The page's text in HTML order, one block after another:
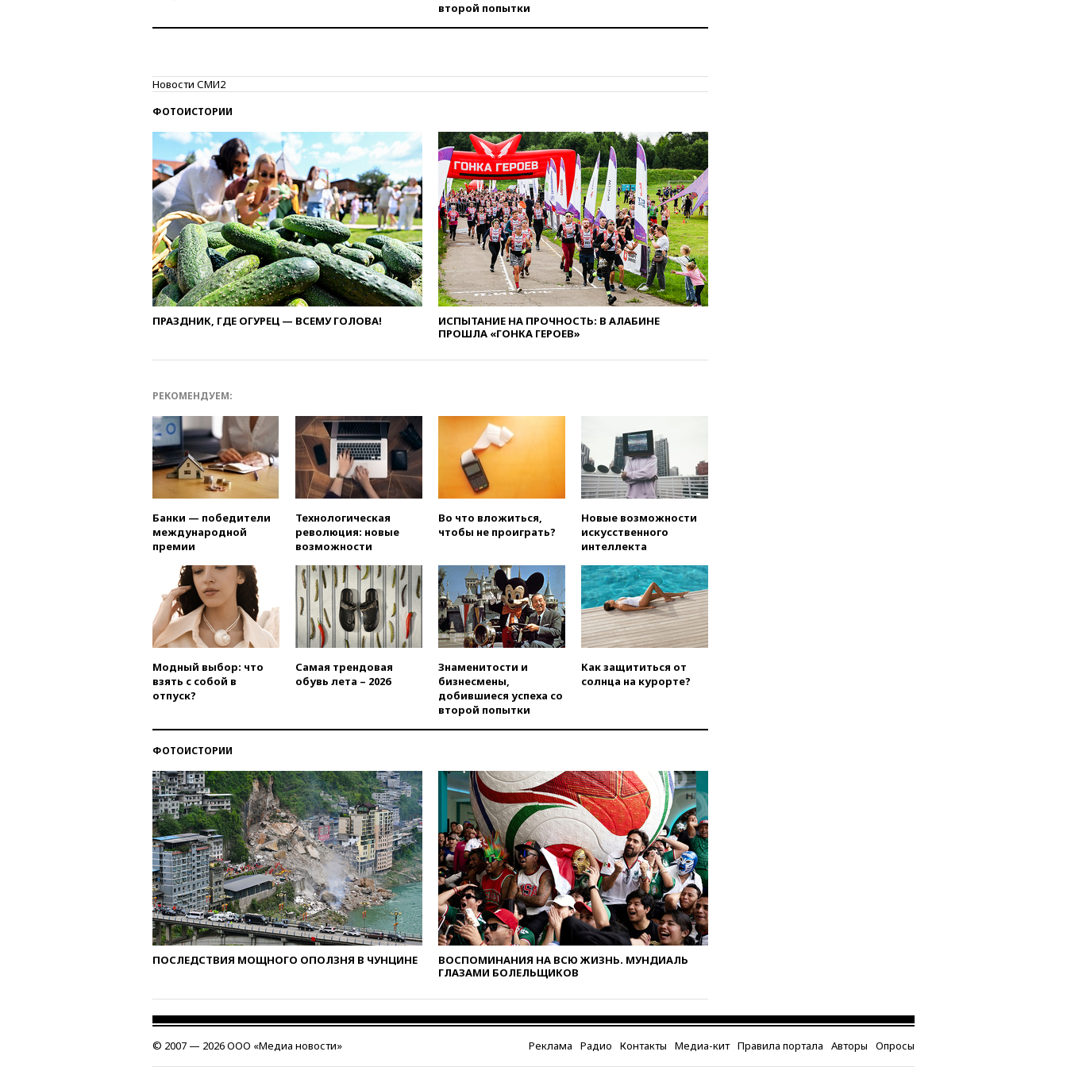
04:00Мирошник: России стоит
03:16Трамп заявил, что
предпочел бы соглашение с
Ираном
02:06Лантратова: судьба
сотни жителей Курской
области все еще неизвестна
01:10МИД РФ: ЕС пытается
сохранить мобилизационный
ресурс для Украины
00:05Девочка с «маской
Бэтмена» показала лицо
после последней операции
вчера, 23:35Российского
Кубке России
вчера, 23:00Пост Дмитриева в
X о миграционном кризисе в
Сеуте набрал миллион
вчера, 22:49Минпромторг:
банкротство «Кванта» не
производства телевизоров в
РФ
вчера, 22:35Семь грузовых
вагонов сошли с рельсов в
Оренбургской области
вчера, 22:22 Минфин: в июле
выросли нефтегазовые
доходы российского бюджета
согласовал первый стандарт
вчера, 21:43Организаторы
«Интервидения»
подтвердили, что конкурс
пройдет в Саудовской Аравии
вчера, 21:35 Машков: в РФ
подготовили концепцию
развития театрального
искусства до 2035 года
вчера, 21:21Правительство
РФ разрешило продажу
бензина старых
вчера, 21:15
вчера, 20:47Newsweek:
«взрывная» диарея охватила
второй попытки
Новости СМИ2
ФОТОИСТОРИИ
ПРАЗДНИК, ГДЕ ОГУРЕЦ — ВСЕМУ ГОЛОВА!
ИСПЫТАНИЕ НА ПРОЧНОСТЬ: В АЛАБИНЕ
ПРОШЛА «ГОНКА ГЕРОЕВ»
РЕКОМЕНДУЕМ:
Банки — победители
международной
премии
Технологическая
революция: новые
возможности
Во что вложиться,
чтобы не проиграть?
Новые возможности
искусственного
интеллекта
Модный выбор: что
взять с собой в
отпуск?
Самая трендовая
обувь лета – 2026
Знаменитости и
бизнесмены,
добившиеся успеха со
второй попытки
Как защититься от
солнца на курорте?
ФОТОИСТОРИИ
ПОСЛЕДСТВИЯ МОЩНОГО ОПОЛЗНЯ В ЧУНЦИНЕ
ВОСПОМИНАНИЯ НА ВСЮ ЖИЗНЬ. МУНДИАЛЬ
ГЛАЗАМИ БОЛЕЛЬЩИКОВ
© 2007 — 2026 ООО «Медиа новости» Реклама Радио Контакты Медиа-кит Правила портала Авторы Опросы